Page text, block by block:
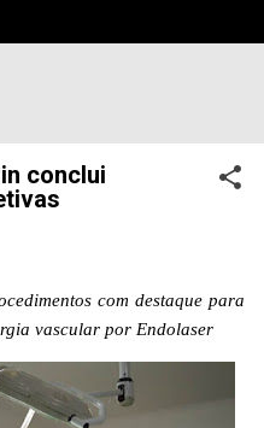
conclui
com destaque para
vascular por Endolaser